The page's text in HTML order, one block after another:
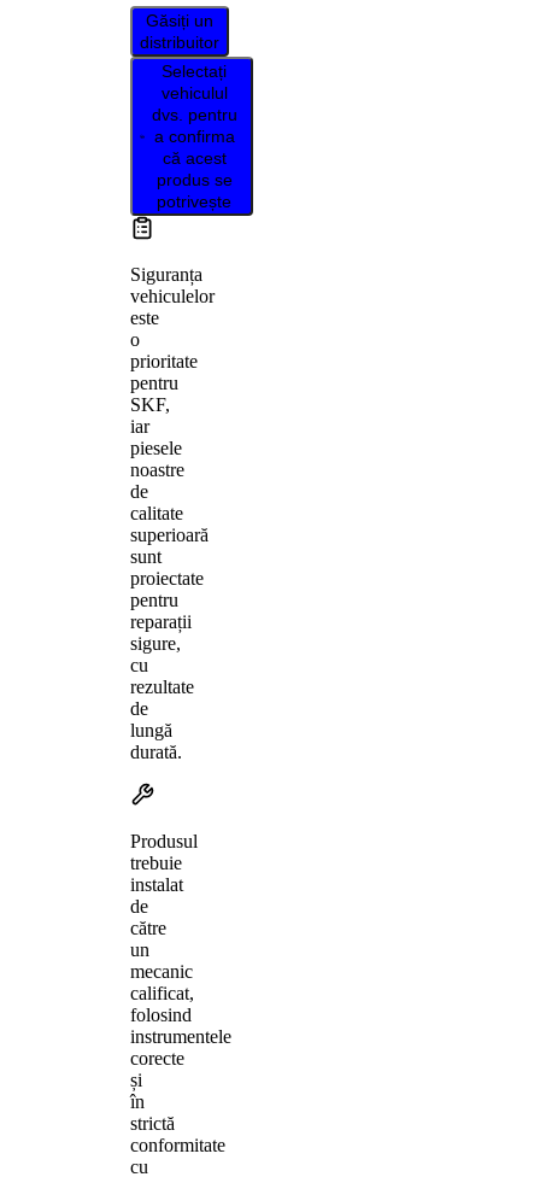
Găsiți un
distribuitor
Selectați
vehiculul
dvs. pentru
a confirma
că acest
produs se
potrivește
Siguranța
vehiculelor
este
o
prioritate
pentru
SKF,
iar
piesele
noastre
de
calitate
superioară
sunt
proiectate
pentru
reparații
sigure,
cu
rezultate
de
lungă
durată.
Produsul
trebuie
instalat
de
către
un
mecanic
calificat,
folosind
instrumentele
corecte
și
în
strictă
conformitate
cu